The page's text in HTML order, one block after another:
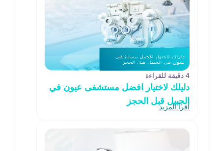
4 دقيقة للقراءة
دليلك لاختيار افضل مستشفى عيون في
الجبيل قبل الحجز
اقرأ المزيد